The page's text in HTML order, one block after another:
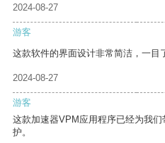
2024-08-27
游客
这款软件的界面设计非常简洁，一目
2024-08-27
游客
这款加速器VPM应用程序已经为我
护。